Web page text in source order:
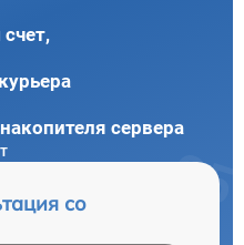
сервера
со